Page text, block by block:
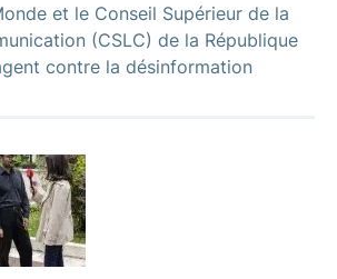
et le Conseil Supérieur de la
(CSLC) de la République
contre la désinformation